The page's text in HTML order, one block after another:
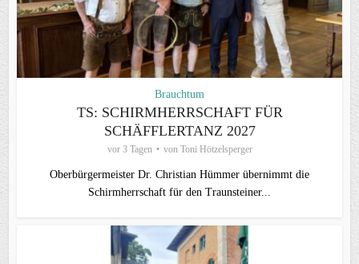
Brauchtum
TS: SCHIRMHERRSCHAFT FÜR
SCHÄFFLERTANZ 2027
vor 3 Tagen von Toni Hötzelsperger
Oberbürgermeister Dr. Christian Hümmer übernimmt die
Schirmherrschaft für den Traunsteiner...